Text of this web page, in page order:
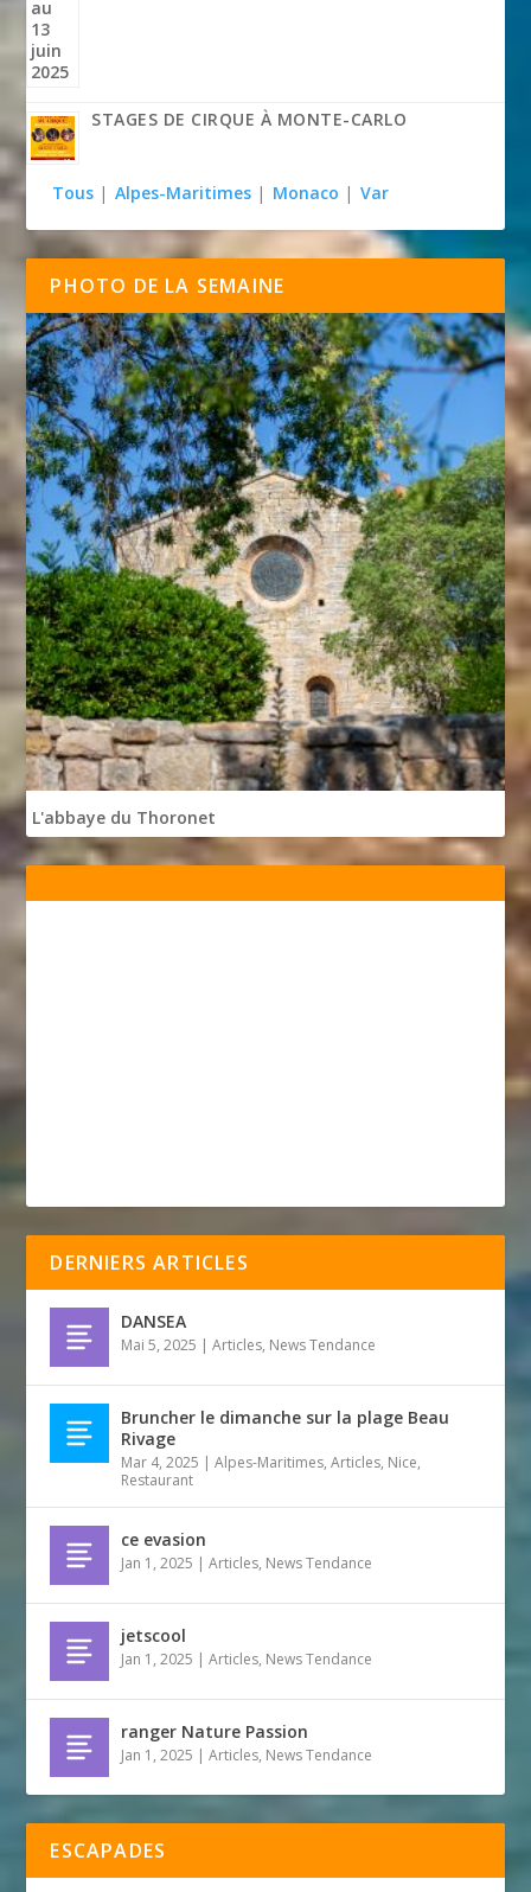
STAGES DE CIRQUE À MONTE-CARLO
Tous | Alpes-Maritimes | Monaco | Var
PHOTO DE LA SEMAINE
L'abbaye du Thoronet
DERNIERS ARTICLES
DANSEA
Mai 5, 2025 |Articles, News Tendance
Bruncher le dimanche sur la plage Beau
Rivage
Mar 4, 2025 |Alpes-Maritimes,Articles, Nice,
Restaurant
ce evasion
Jan 1, 2025 |Articles, News Tendance
jetscool
Jan 1, 2025 |Articles, News Tendance
ranger Nature Passion
Jan 1, 2025 |Articles, News Tendance
ESCAPADES